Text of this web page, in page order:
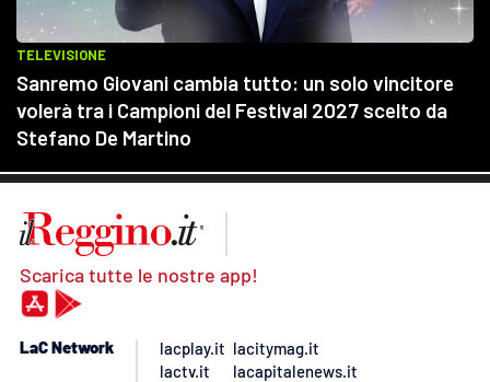
Scarica tutte le nostre app!
LaC Network
lacplay.it
lactv.it
lacitymag.it
lacapitalenews.it